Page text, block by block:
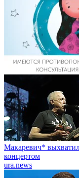
Макаревич*
концертом
ura.news